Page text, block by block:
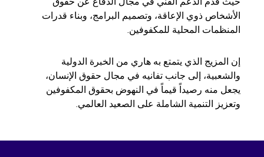
الأشخاص ذوي الإعاقة، وتصميم البرامج، وبناء قدرات
المنظمات المحلية للمكفوفين.
إن المزيج الذي يتمتع به هاري من الخبرة الدولية
والشعبية، إلى جانب تفانيه في مجال حقوق الإنسان،
يجعل منه رصيداً قيماً في النهوض بحقوق المكفوفين
وتعزيز التنمية الشاملة على الصعيد العالمي.